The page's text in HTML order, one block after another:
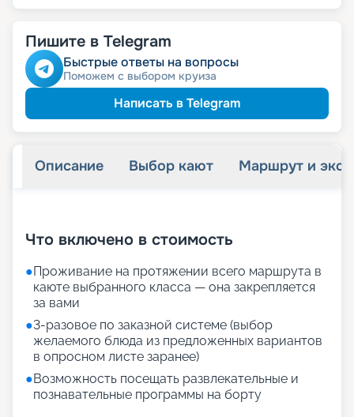
Пишите в Telegram
Быстрые ответы на вопросы
Поможем с выбором круиза
Написать в Telegram
Описание Выбор кают Маршрут и
Что включено в стоимость
●Проживание на протяжении всего маршрута в
каюте выбранного класса — она закрепляется
за вами
●3-разовое по заказной системе (выбор
желаемого блюда из предложенных вариантов
в опросном листе заранее)
●Возможность посещать развлекательные и
познавательные программы на борту